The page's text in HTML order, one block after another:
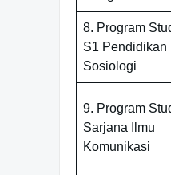
8. Program
S1 Pendidikan
Sosiologi
9. Program
Sarjana Ilmu
Komunikasi